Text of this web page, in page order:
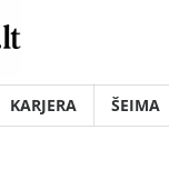
KARJERA ŠEIMA